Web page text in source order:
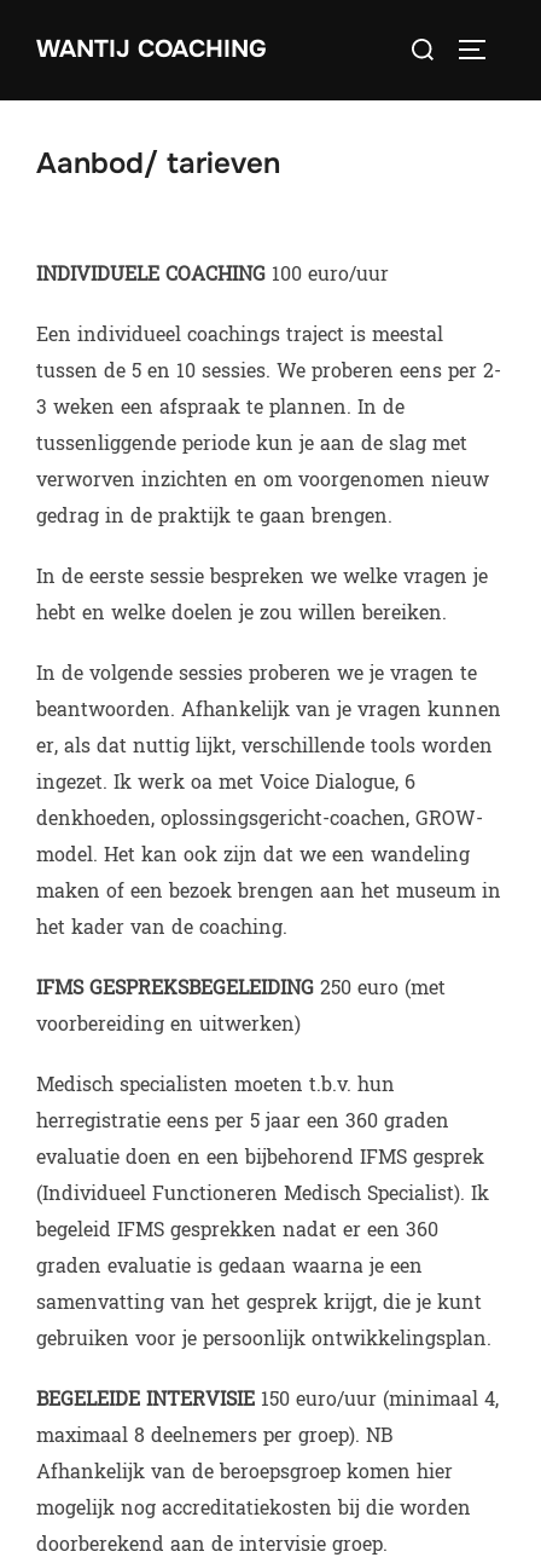
naarWANTIJ COACHING
Zoek
naar:
Aanbod/ tarieven
INDIVIDUELE COACHING 100 euro/uur
Een individueel coachings traject is meestal
tussen de 5 en 10 sessies. We proberen eens per 2-
3 weken een afspraak te plannen. In de
tussenliggende periode kun je aan de slag met
verworven inzichten en om voorgenomen nieuw
gedrag in de praktijk te gaan brengen.
In de eerste sessie bespreken we welke vragen je
hebt en welke doelen je zou willen bereiken.
In de volgende sessies proberen we je vragen te
beantwoorden. Afhankelijk van je vragen kunnen
er, als dat nuttig lijkt, verschillende tools worden
ingezet. Ik werk oa met Voice Dialogue, 6
denkhoeden, oplossingsgericht-coachen, GROW-
model. Het kan ook zijn dat we een wandeling
maken of een bezoek brengen aan het museum in
het kader van de coaching.
IFMS GESPREKSBEGELEIDING250 euro (met
voorbereiding en uitwerken)
Medisch specialisten moeten t.b.v. hun
herregistratie eens per 5 jaar een 360 graden
evaluatie doen en een bijbehorend IFMS gesprek
(Individueel Functioneren Medisch Specialist). Ik
begeleid IFMS gesprekken nadat er een 360
graden evaluatie is gedaan waarna je een
samenvatting van het gesprek krijgt, die je kunt
gebruiken voor je persoonlijk ontwikkelingsplan.
BEGELEIDE INTERVISIE 150 euro/uur (minimaal 4,
maximaal 8 deelnemers per groep). NB
Afhankelijk van de beroepsgroep komen hier
mogelijk nog accreditatiekosten bij die worden
doorberekend aan de intervisie groep.